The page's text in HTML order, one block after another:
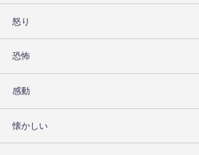
怒り
恐怖
感動
懐かしい